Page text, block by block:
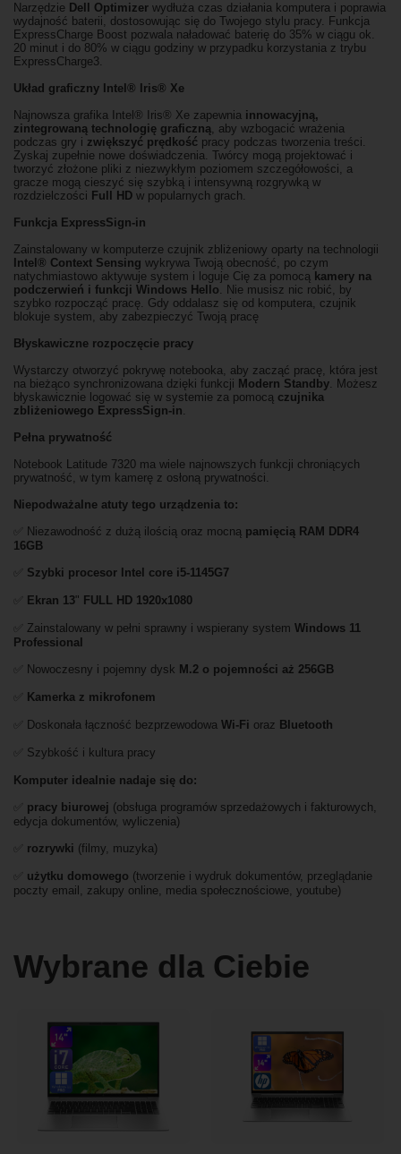
Narzędzie Dell Optimizer wydłuża czas działania komputera i poprawia
wydajność baterii, dostosowując się do Twojego stylu pracy. Funkcja
ExpressCharge Boost pozwala naładować baterię do 35% w ciągu ok.
20 minut i do 80% w ciągu godziny w przypadku korzystania z trybu
ExpressCharge3.
Układ graficzny Intel® Iris® Xe
Najnowsza grafika Intel® Iris® Xe zapewnia innowacyjną,
zintegrowaną technologię graficzną, aby wzbogacić wrażenia
podczas gry i zwiększyć prędkość pracy podczas tworzenia treści.
Zyskaj zupełnie nowe doświadczenia. Twórcy mogą projektować i
tworzyć złożone pliki z niezwykłym poziomem szczegółowości, a
gracze mogą cieszyć się szybką i intensywną rozgrywką w
rozdzielczości Full HD w popularnych grach.
Funkcja ExpressSign-in
Zainstalowany w komputerze czujnik zbliżeniowy oparty na technologii
Intel® Context Sensing wykrywa Twoją obecność, po czym
natychmiastowo aktywuje system i loguje Cię za pomocą kamery na
podczerwień i funkcji Windows Hello. Nie musisz nic robić, by
szybko rozpocząć pracę. Gdy oddalasz się od komputera, czujnik
blokuje system, aby zabezpieczyć Twoją pracę
Błyskawiczne rozpoczęcie pracy
Wystarczy otworzyć pokrywę notebooka, aby zacząć pracę, która jest
na bieżąco synchronizowana dzięki funkcji Modern Standby. Możesz
błyskawicznie logować się w systemie za pomocą czujnika
zbliżeniowego ExpressSign-in.
Pełna prywatność
Notebook Latitude 7320 ma wiele najnowszych funkcji chroniących
prywatność, w tym kamerę z osłoną prywatności.
Niepodważalne atuty tego urządzenia to:
✅ Niezawodność z dużą ilością oraz mocną pamięcią RAM DDR4
16GB
Szybki procesor Intel core i5-1145G7
Ekran 13" FULL HD 1920x1080
✅ Zainstalowany w pełni sprawny i wspierany system Windows 11
Professional
✅ Nowoczesny i pojemny dysk M.2 o pojemności aż 256GB
Kamerka z mikrofonem
✅ Doskonała łączność bezprzewodowa Wi-Fi oraz Bluetooth
✅ Szybkość i kultura pracy
Komputer idealnie nadaje się do:
pracy biurowej (obsługa programów sprzedażowych i fakturowych,
edycja dokumentów, wyliczenia)
rozrywki (filmy, muzyka)
użytku domowego (tworzenie i wydruk dokumentów, przeglądanie
poczty email, zakupy online, media społecznościowe, youtube)
Wybrane dla Ciebie